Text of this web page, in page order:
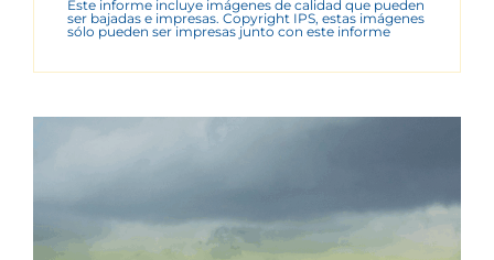
Este informe incluye imágenes de calidad que pueden
ser bajadas e impresas. Copyright IPS, estas imágenes
sólo pueden ser impresas junto con este informe